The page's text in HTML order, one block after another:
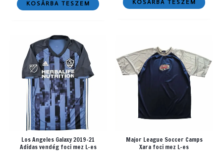
KOSÁRBA TESZEM KOSÁRBA TESZEM
Los Angeles Galaxy 2019-21
Adidas vendég foci mez L-es
Major League Soccer Camps
Xara foci mez L-es